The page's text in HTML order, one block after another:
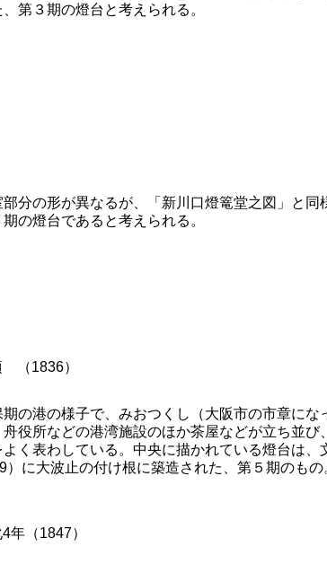
、第３期の燈台と考えられる。
部分の形が異なるが、「新川口燈篭堂之図」と同
期の燈台であると考えられる。
（1836）
期の港の様子で、みおつくし（大阪市の市章にな
舟役所などの港湾施設のほか茶屋などが立ち並び
よく表わしている。中央に描かれている燈台は、
）に大波止の付け根に築造された、第５期のもの
年（1847）